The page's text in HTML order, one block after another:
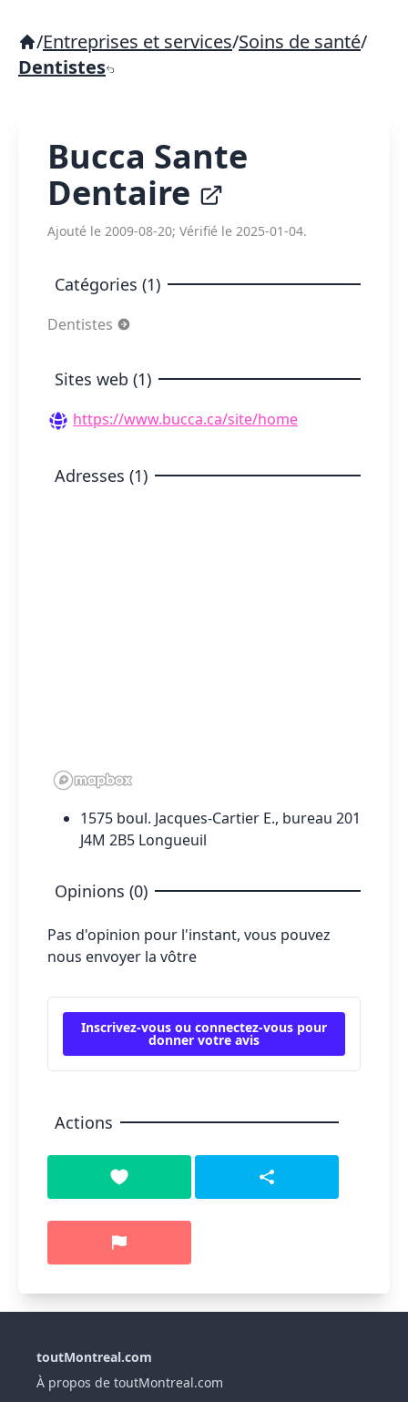
/Entreprises et services/Soins de santé/
Dentistes
Bucca Sante
Dentaire
Ajouté le 2009-08-20; Vérifié le 2025-01-04.
Catégories (1)
Dentistes
Sites web (1)
https://www.bucca.ca/site/home
Adresses (1)
1575 boul. Jacques-Cartier E., bureau 201
J4M 2B5 Longueuil
Opinions (0)
Pas d'opinion pour l'instant, vous pouvez
nous envoyer la vôtre
Inscrivez-vous ou connectez-vous pour
donner votre avis
Actions
toutMontreal.com
À propos de toutMontreal.com